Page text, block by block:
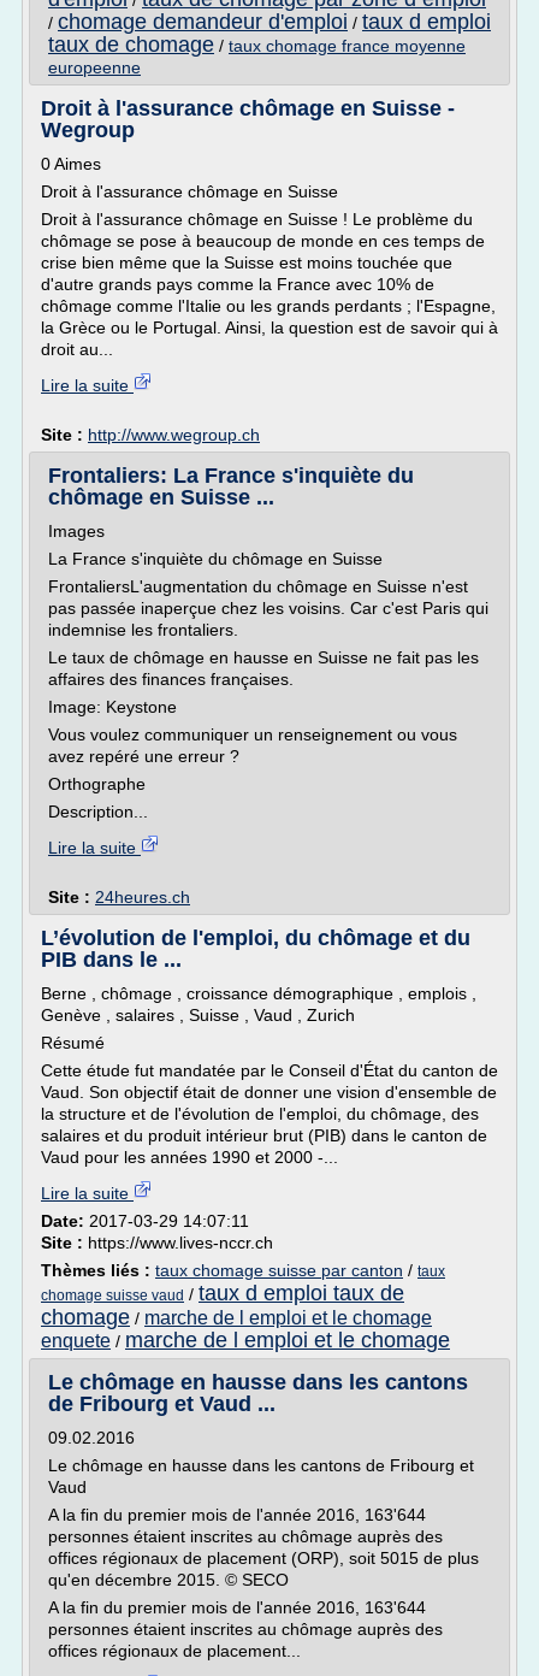
/ chomage demandeur d'emploi / taux d emploi
taux de chomage / taux chomage france moyenne
europeenne
Droit à l'assurance chômage en Suisse -
Wegroup
0 Aimes
Droit à l'assurance chômage en Suisse
Droit à l'assurance chômage en Suisse ! Le problème du
chômage se pose à beaucoup de monde en ces temps de
crise bien même que la Suisse est moins touchée que
d'autre grands pays comme la France avec 10% de
chômage comme l'Italie ou les grands perdants ; l'Espagne,
la Grèce ou le Portugal. Ainsi, la question est de savoir qui à
droit au...
Lire la suite
Site : http://www.wegroup.ch
Frontaliers: La France s'inquiète du
chômage en Suisse ...
Images
La France s'inquiète du chômage en Suisse
FrontaliersL'augmentation du chômage en Suisse n'est
pas passée inaperçue chez les voisins. Car c'est Paris qui
indemnise les frontaliers.
Le taux de chômage en hausse en Suisse ne fait pas les
affaires des finances françaises.
Image: Keystone
Vous voulez communiquer un renseignement ou vous
avez repéré une erreur ?
Orthographe
Description...
Lire la suite
Site : 24heures.ch
L’évolution de l'emploi, du chômage et du
PIB dans le ...
Berne , chômage , croissance démographique , emplois ,
Genève , salaires , Suisse , Vaud , Zurich
Résumé
Cette étude fut mandatée par le Conseil d'État du canton de
Vaud. Son objectif était de donner une vision d'ensemble de
la structure et de l'évolution de l'emploi, du chômage, des
salaires et du produit intérieur brut (PIB) dans le canton de
Vaud pour les années 1990 et 2000 -...
Lire la suite
Date: 2017-03-29 14:07:11
Site : https://www.lives-nccr.ch
Thèmes liés : taux chomage suisse par canton / taux
chomage suisse vaud / taux d emploi taux de
chomage / marche de l emploi et le chomage
enquete / marche de l emploi et le chomage
Le chômage en hausse dans les cantons
de Fribourg et Vaud ...
09.02.2016
Le chômage en hausse dans les cantons de Fribourg et
Vaud
A la fin du premier mois de l'année 2016, 163'644
personnes étaient inscrites au chômage auprès des
offices régionaux de placement (ORP), soit 5015 de plus
qu'en décembre 2015. © SECO
A la fin du premier mois de l'année 2016, 163'644
personnes étaient inscrites au chômage auprès des
offices régionaux de placement...